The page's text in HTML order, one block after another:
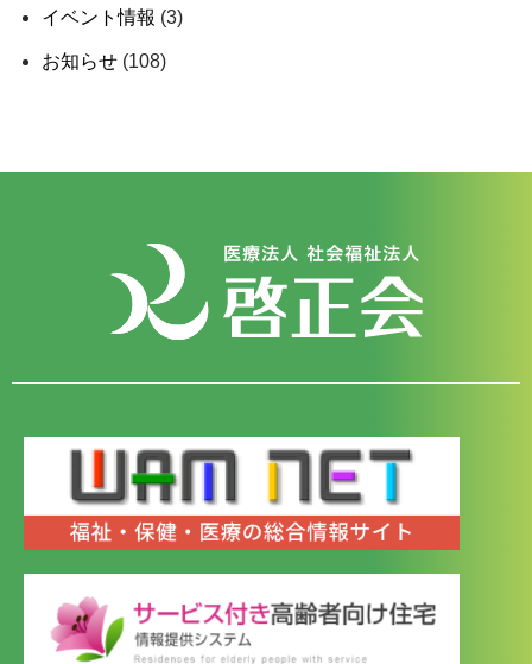
イベント情報 (3)
お知らせ (108)